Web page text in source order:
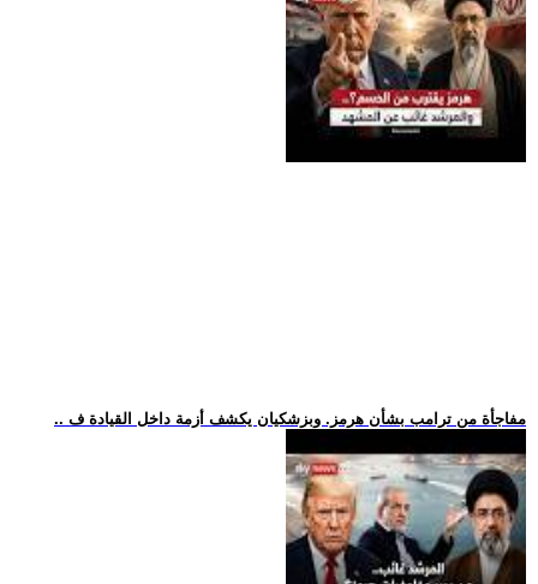
.. مفاجأة من ترامب بشأن هرمز. وبزشكيان يكشف أزمة داخل القيادة ف